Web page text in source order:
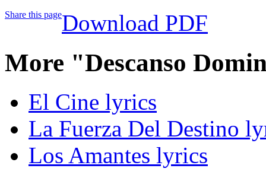
Share this pageDownload PDF
More "Descanso
El Cine lyrics
La Fuerza Del Destino
Los Amantes lyrics